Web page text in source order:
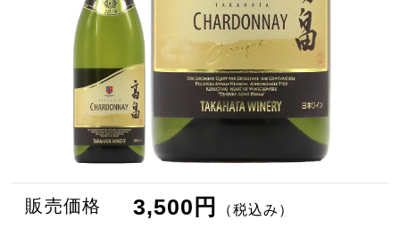
販売価格 3,500円 （税込み）